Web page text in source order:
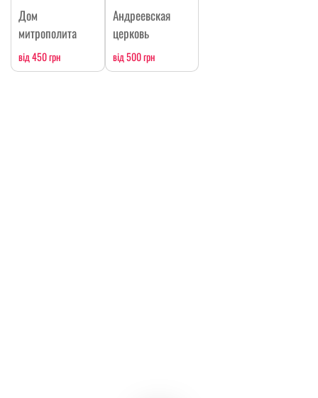
Дом
митрополита
від 450 грн
Андреевская
церковь
від 500 грн